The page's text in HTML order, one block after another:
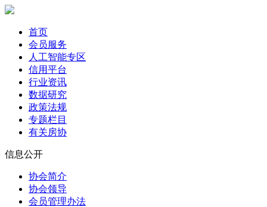
首页
会员服务
人工智能专区
信用平台
行业资讯
数据研究
政策法规
专题栏目
有关房协
信息公开
协会简介
协会领导
会员管理办法